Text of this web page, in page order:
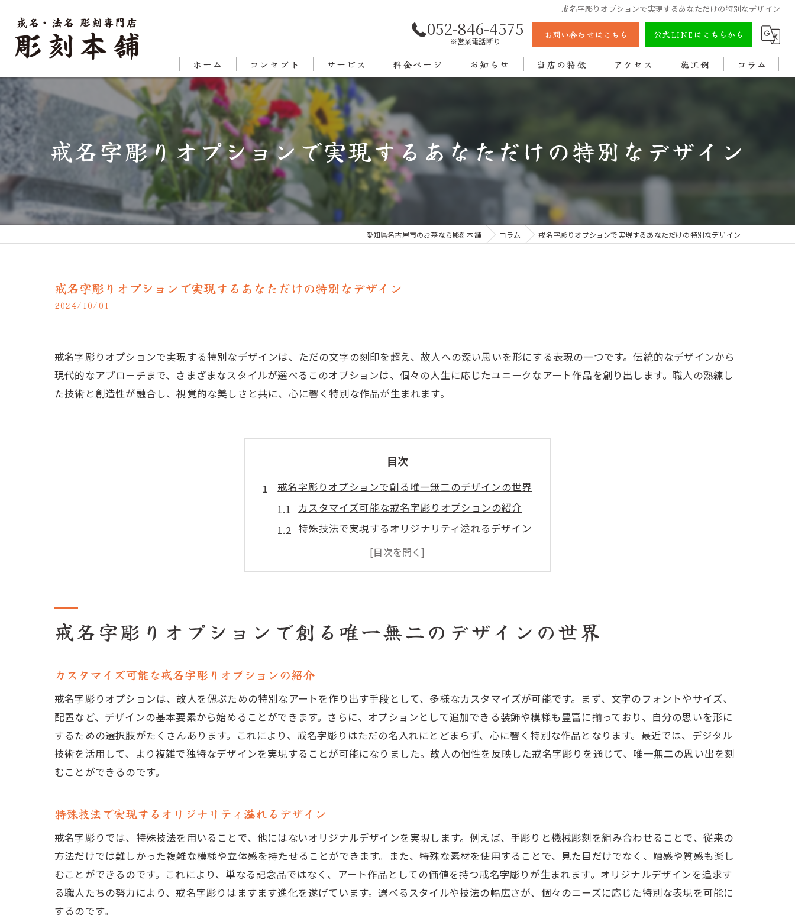
戒名字彫りオプションで実現するあなただけの特別なデザイン
052-846-4575
※営業電話断り
お問い合わせはこちら 公式LINEはこちらから
ホーム コンセプト
代表あいさつ
対応エリア
サービス 料金ページ お知らせ 当店の特徴
法名
色入れ
アクセス 施工例 コラム
戒名字彫りオプションで実現するあなただけの特別なデザイン
愛知県名古屋市のお墓なら彫刻本舗 コラム 戒名字彫りオプションで実現するあなただけの特別なデザイン
戒名字彫りオプションで実現するあなただけの特別なデザイン
2024/10/01
戒名字彫りオプションで実現する特別なデザインは、ただの文字の刻印を超え、故人への深い思いを形にする表現の一つです。伝統的なデザインから
現代的なアプローチまで、さまざまなスタイルが選べるこのオプションは、個々の人生に応じたユニークなアート作品を創り出します。職人の熟練し
た技術と創造性が融合し、視覚的な美しさと共に、心に響く特別な作品が生まれます。
目次
戒名字彫りオプションで創る唯一無二のデザインの世界
カスタマイズ可能な戒名字彫りオプションの紹介
特殊技法で実現するオリジナリティ溢れるデザイン
戒名字彫りで表現する個性的なアート作品
多様なスタイルで選ぶ戒名字彫りの魅力
故人への想いを刻む戒名字彫りのアート作品
思いを込めた戒名字彫りのデザイン事例
戒名字彫りで実現する心に響くアート
故人の人生を反映する戒名字彫りの技法
戒名字彫りが奏でる感動的なストーリー
心に残る戒名字彫りアートの制作プロセス
戒名字彫りに見る日本の文化と歴史
現代アートと融合する戒名字彫りのデザイン
伝統と革新が共存する戒名字彫りの魅力
古典的なスタイルを活かしたモダンな戒名字彫り
戒名字彫りに見る新旧の美の融合
戒名字彫りオプションで創る唯一無二のデザインの世界
カスタマイズ可能な戒名字彫りオプションの紹介
戒名字彫りオプションは、故人を偲ぶための特別なアートを作り出す手段として、多様なカスタマイズが可能です。まず、文字のフォントやサイズ、
配置など、デザインの基本要素から始めることができます。さらに、オプションとして追加できる装飾や模様も豊富に揃っており、自分の思いを形に
するための選択肢がたくさんあります。これにより、戒名字彫りはただの名入れにとどまらず、心に響く特別な作品となります。最近では、デジタル
技術を活用して、より複雑で独特なデザインを実現することが可能になりました。故人の個性を反映した戒名字彫りを通じて、唯一無二の思い出を刻
むことができるのです。
特殊技法で実現するオリジナリティ溢れるデザイン
戒名字彫りでは、特殊技法を用いることで、他にはないオリジナルデザインを実現します。例えば、手彫りと機械彫刻を組み合わせることで、従来の
方法だけでは難しかった複雑な模様や立体感を持たせることができます。また、特殊な素材を使用することで、見た目だけでなく、触感や質感も楽し
むことができるのです。これにより、単なる記念品ではなく、アート作品としての価値を持つ戒名字彫りが生まれます。オリジナルデザインを追求す
る職人たちの努力により、戒名字彫りはますます進化を遂げています。選べるスタイルや技法の幅広さが、個々のニーズに応じた特別な表現を可能に
するのです。